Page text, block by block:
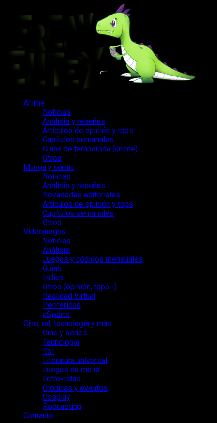
contenido
Anime
Noticias
Análisis y reseñas
Artículos de opinión y tops
Capítulos semanales
Guías de temporada (anime)
Otros
Manga y cómic
Noticias
Análisis y reseñas
Novedades editoriales
Artículos de opinión y tops
Capítulos semanales
Otros
Videojuegos
Noticias
Análisis
Juegos y códigos mensuales
Guías
Indies
Otros (opinión, tops…)
Realidad Virtual
Periféricos
eSports
Cine, rol, tecnología y más
Cine y series
Tecnología
Rol
Literatura universal
Juegos de mesa
Entrevistas
Crónicas y eventos
Cosplay
Podcasting
Contacto